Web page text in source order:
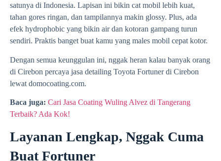
satunya di Indonesia. Lapisan ini bikin cat mobil lebih kuat,
tahan gores ringan, dan tampilannya makin glossy. Plus, ada
efek hydrophobic yang bikin air dan kotoran gampang turun
sendiri. Praktis banget buat kamu yang males mobil cepat kotor.
Dengan semua keunggulan ini, nggak heran kalau banyak orang
di Cirebon percaya jasa detailing Toyota Fortuner di Cirebon
lewat domocoating.com.
Baca juga: Cari Jasa Coating Wuling Alvez di Tangerang
Terbaik? Ada Kok!
Layanan Lengkap, Nggak Cuma
Buat Fortuner